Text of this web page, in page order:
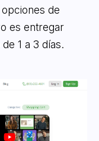
de
es entregar
1 a 3 días.